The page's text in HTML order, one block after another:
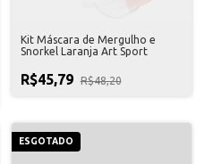
Kit Máscara de Mergulho e
Snorkel Laranja Art Sport
R$45,79 R$48,20
ESGOTADO